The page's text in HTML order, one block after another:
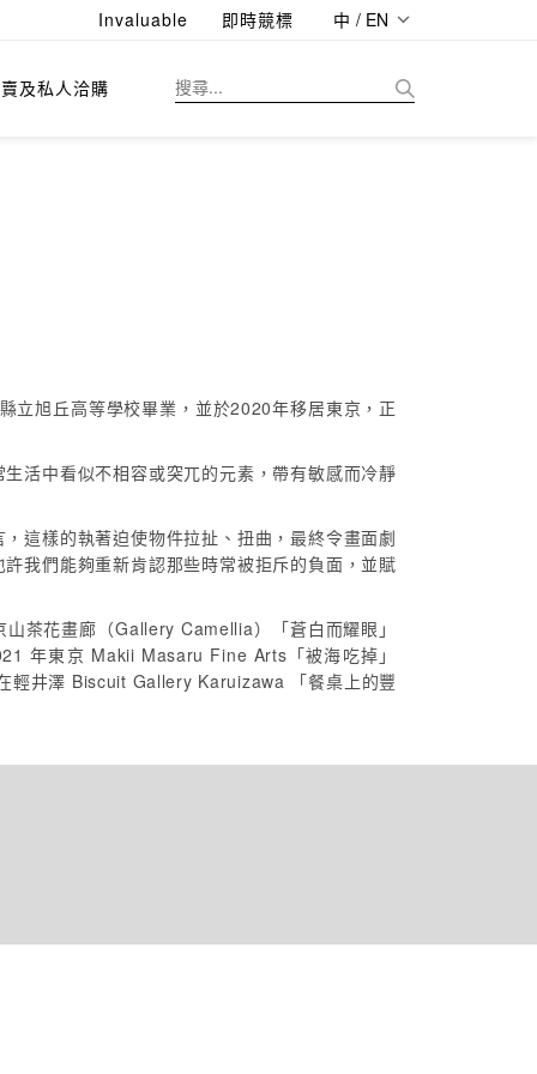
Invaluable 即時競標 中 / EN
及私人洽購
旭丘高等學校畢業，並於2020年移居東京，正
活中看似不相容或突兀的元素，帶有敏感而冷靜
這樣的執著迫使物件拉扯、扭曲，最終令畫面劇
我們能夠重新肯認那些時常被拒斥的負面，並賦
茶花畫廊（Gallery Camellia）「蒼白而耀眼」
年東京 Makii Masaru Fine Arts「被海吃掉」
井澤 Biscuit Gallery Karuizawa 「餐桌上的豐